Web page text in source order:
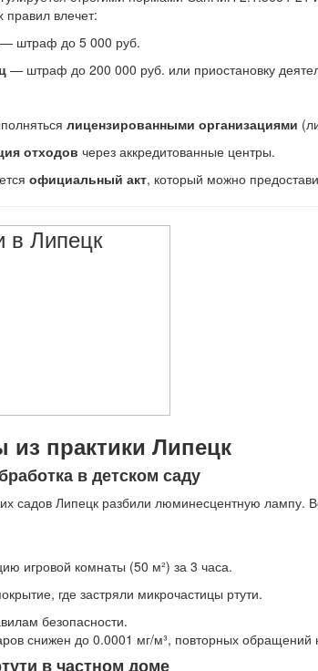
влечет:
— штраф до 5 000 руб.
— штраф до 200 000 руб. или приостановку
лицензированными организациями
отходов через аккредитованные центры.
официальный акт, который можно
практики Липецк
в детском саду
садов Липецк разбили люминесцентную лампу.
игровой комнаты (50 м²) за 3 часа.
где застряли микрочастицы ртути.
безопасности.
снижен до 0.0001 мг/м³, повторных обращений
в частном доме